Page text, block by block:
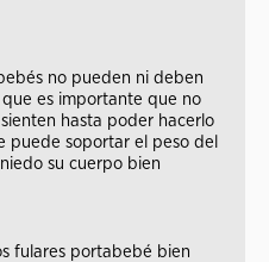
no pueden ni deben
es importante que no
hasta poder hacerlo
puede soportar el peso del
su cuerpo bien
fulares portabebé bien